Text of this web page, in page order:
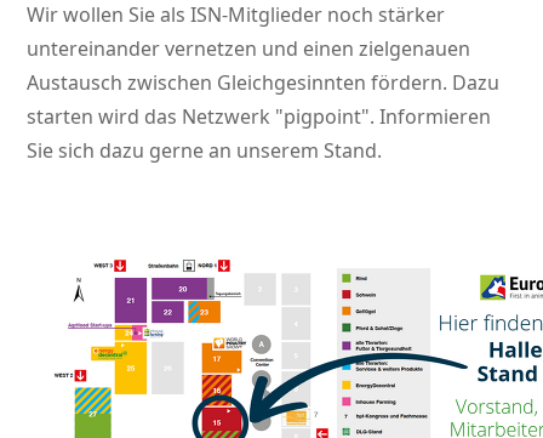
Wir wollen Sie als ISN-Mitglieder noch stärker
untereinander vernetzen und einen zielgenauen
Austausch zwischen Gleichgesinnten fördern. Dazu
starten wird das Netzwerk pigpoint . Informieren
Sie sich dazu gerne an unserem Stand.